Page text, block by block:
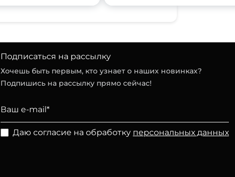
Подписаться на рассылку
Хочешь быть первым, кто узнает о наших новинках?
Подпишись на рассылку прямо сейчас!
Даю согласие на обработку персональных данных